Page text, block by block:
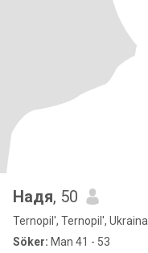
Надя, 50
Ternopil', Ternopil', Ukraina
Söker: Man 41 - 53